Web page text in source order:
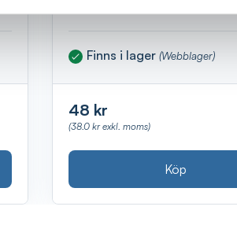
Finns i lager (Webblager)
48 kr
(38.0 kr exkl. moms)
Köp